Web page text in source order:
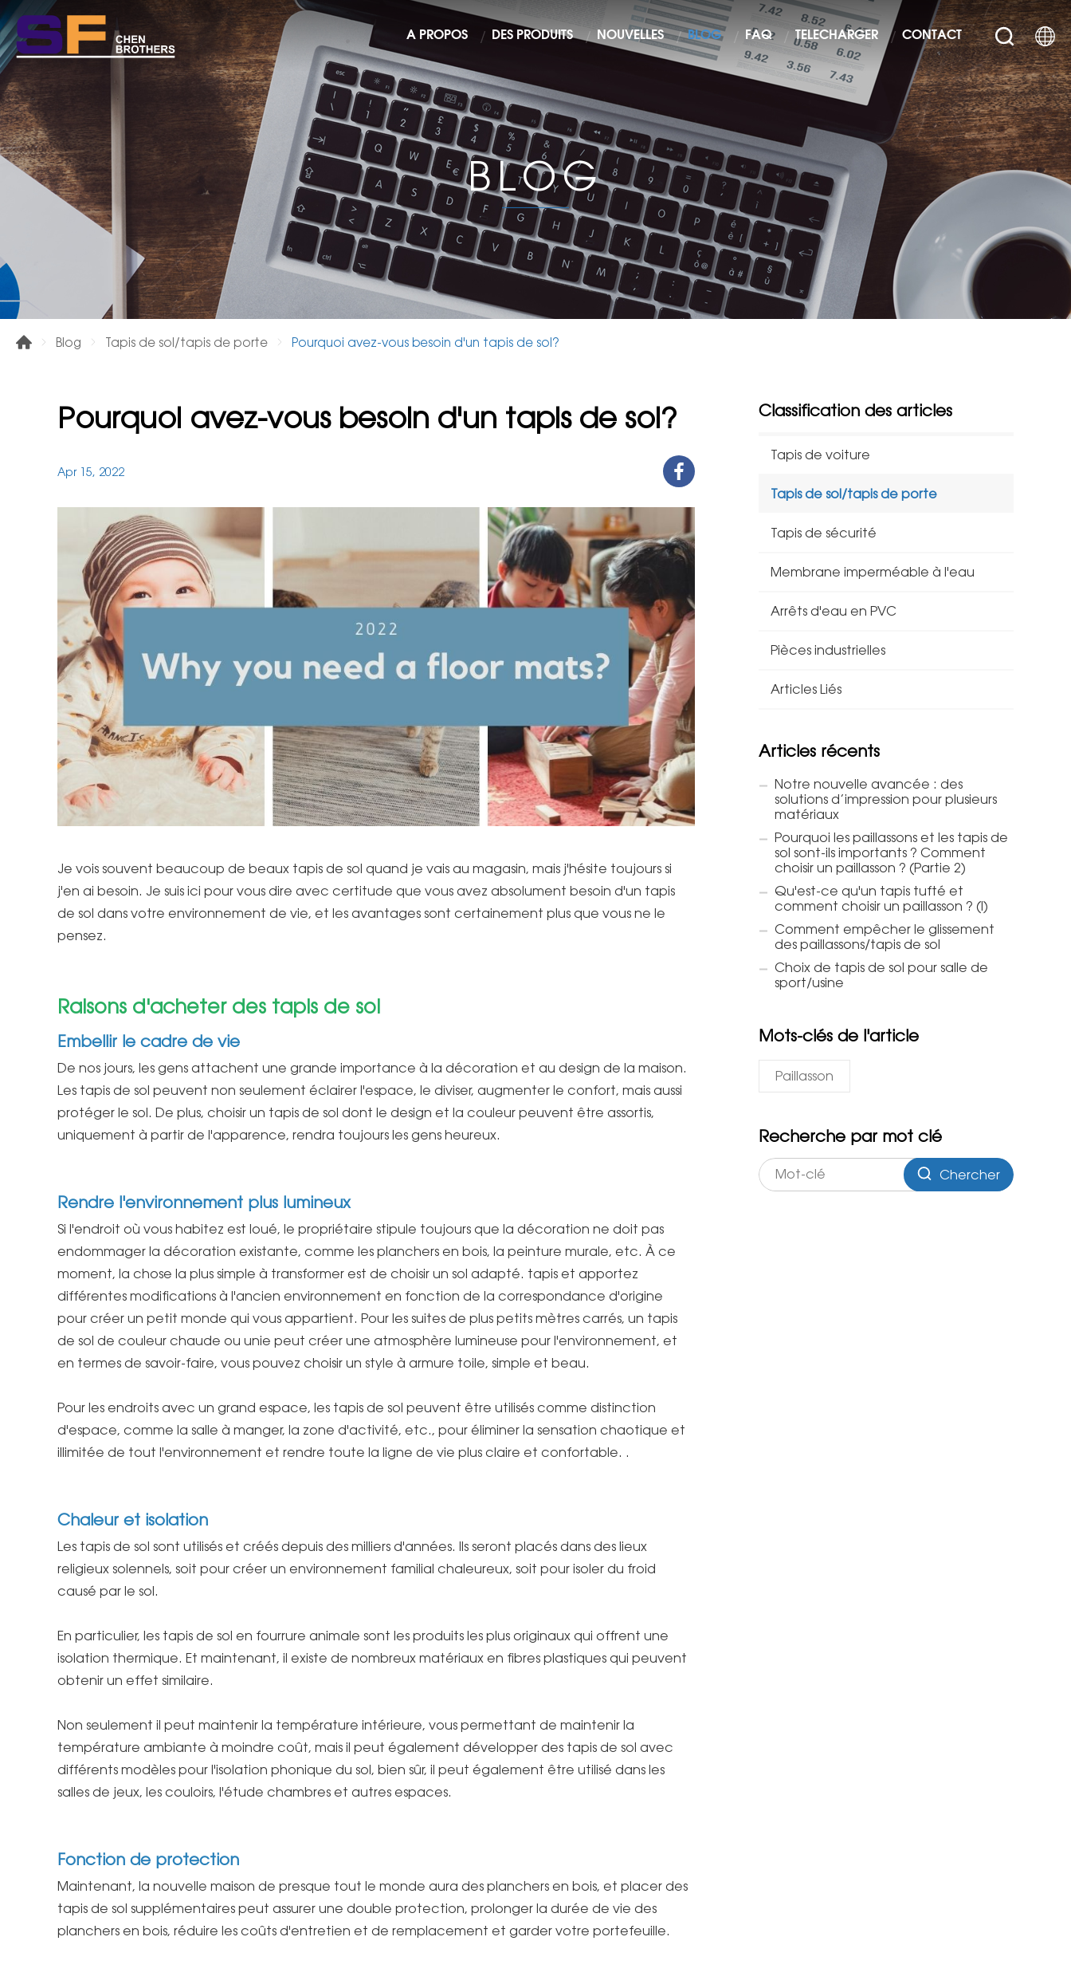
À PROPOS DES PRODUITS NOUVELLES BLOG FAQ TÉLÉCHARGER CONTACT
BLOG
Blog Tapis de sol/tapis de porte Pourquoi avez-vous besoin d'un tapis de sol?
Pourquoi avez-vous besoin d'un tapis de sol?
Apr 15, 2022
Je vois souvent beaucoup de beaux tapis de sol quand je vais au magasin, mais j'hésite toujours si
j'en ai besoin. Je suis ici pour vous dire avec certitude que vous avez absolument besoin d'un tapis
de sol dans votre environnement de vie, et les avantages sont certainement plus que vous ne le
pensez.
Raisons d'acheter des tapis de sol
Embellir le cadre de vie
De nos jours, les gens attachent une grande importance à la décoration et au design de la maison.
Les tapis de sol peuvent non seulement éclairer l'espace, le diviser, augmenter le confort, mais aussi
protéger le sol. De plus, choisir un tapis de sol dont le design et la couleur peuvent être assortis,
uniquement à partir de l'apparence, rendra toujours les gens heureux.
Rendre l'environnement plus lumineux
Si l'endroit où vous habitez est loué, le propriétaire stipule toujours que la décoration ne doit pas
endommager la décoration existante, comme les planchers en bois, la peinture murale, etc. À ce
moment, la chose la plus simple à transformer est de choisir un sol adapté. tapis et apportez
différentes modifications à l'ancien environnement en fonction de la correspondance d'origine
pour créer un petit monde qui vous appartient. Pour les suites de plus petits mètres carrés, un tapis
de sol de couleur chaude ou unie peut créer une atmosphère lumineuse pour l'environnement, et
en termes de savoir-faire, vous pouvez choisir un style à armure toile, simple et beau.
Pour les endroits avec un grand espace, les tapis de sol peuvent être utilisés comme distinction
d'espace, comme la salle à manger, la zone d'activité, etc., pour éliminer la sensation chaotique et
illimitée de tout l'environnement et rendre toute la ligne de vie plus claire et confortable. .
Chaleur et isolation
Les tapis de sol sont utilisés et créés depuis des milliers d'années. Ils seront placés dans des lieux
religieux solennels, soit pour créer un environnement familial chaleureux, soit pour isoler du froid
causé par le sol.
En particulier, les tapis de sol en fourrure animale sont les produits les plus originaux qui offrent une
isolation thermique. Et maintenant, il existe de nombreux matériaux en fibres plastiques qui peuvent
obtenir un effet similaire.
Non seulement il peut maintenir la température intérieure, vous permettant de maintenir la
température ambiante à moindre coût, mais il peut également développer des tapis de sol avec
différents modèles pour l'isolation phonique du sol, bien sûr, il peut également être utilisé dans les
salles de jeux, les couloirs, l'étude chambres et autres espaces.
Fonction de protection
Maintenant, la nouvelle maison de presque tout le monde aura des planchers en bois, et placer des
tapis de sol supplémentaires peut assurer une double protection, prolonger la durée de vie des
planchers en bois, réduire les coûts d'entretien et de remplacement et garder votre portefeuille.
Classification des articles
Tapis de voiture
Tapis de sol/tapis de porte
Tapis de sécurité
Membrane imperméable à l'eau
Arrêts d'eau en PVC
Pièces industrielles
Articles Liés
Articles récents
Notre nouvelle avancée : des
solutions d’impression pour plusieurs
matériaux
Pourquoi les paillassons et les tapis de
sol sont-ils importants ? Comment
choisir un paillasson ? (Partie 2)
Qu'est-ce qu'un tapis tufté et
comment choisir un paillasson ? (I)
Comment empêcher le glissement
des paillassons/tapis de sol
Choix de tapis de sol pour salle de
sport/usine
Mots-clés de l'article
Paillasson
Recherche par mot clé
Chercher